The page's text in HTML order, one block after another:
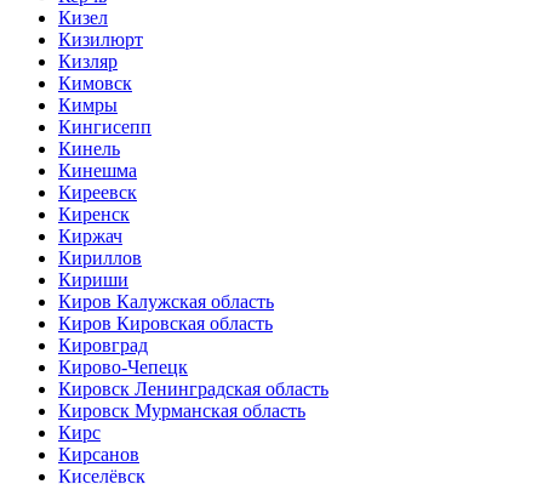
Кизел
Кизилюрт
Кизляр
Кимовск
Кимры
Кингисепп
Кинель
Кинешма
Киреевск
Киренск
Киржач
Кириллов
Кириши
Киров Калужская область
Киров Кировская область
Кировград
Кирово-Чепецк
Кировск Ленинградская область
Кировск Мурманская область
Кирс
Кирсанов
Киселёвск